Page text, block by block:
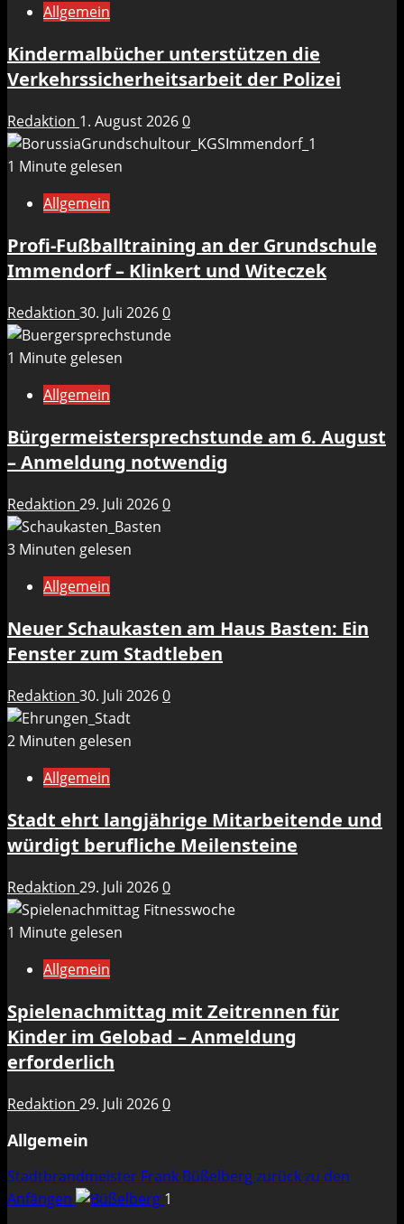
Allgemein
Kindermalbücher unterstützen die
Verkehrssicherheitsarbeit der Polizei
Redaktion 1. August 20260
1 Minute gelesen
Allgemein
Profi-Fußballtraining an der Grundschule
Immendorf – Klinkert und Witeczek
Redaktion 30. Juli 20260
1 Minute gelesen
Allgemein
Bürgermeistersprechstunde am 6. August
– Anmeldung notwendig
Redaktion 29. Juli 20260
3 Minuten gelesen
Allgemein
Neuer Schaukasten am Haus Basten: Ein
Fenster zum Stadtleben
Redaktion 30. Juli 20260
2 Minuten gelesen
Allgemein
Stadt ehrt langjährige Mitarbeitende und
würdigt berufliche Meilensteine
Redaktion 29. Juli 20260
1 Minute gelesen
Allgemein
Spielenachmittag mit Zeitrennen für
Kinder im Gelobad – Anmeldung
erforderlich
Redaktion 29. Juli 20260
Allgemein
Stadtbrandmeister Frank Büßelberg zurück zu den
Anfängen
1